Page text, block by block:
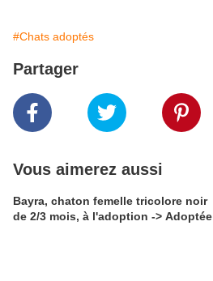
#Chats adoptés
Partager
Vous aimerez aussi
Bayra, chaton femelle tricolore noir
de 2/3 mois, à l'adoption -> Adoptée